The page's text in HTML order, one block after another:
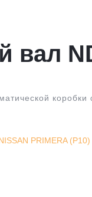
вал
коробки
PRIMERA